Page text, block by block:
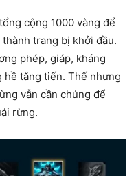
cộng 1000 vàng để
thành trang bị khởi đầu.
phép, giáp, kháng
hề tăng tiến. Thế nhưng
vẫn cần chúng để
rừng.